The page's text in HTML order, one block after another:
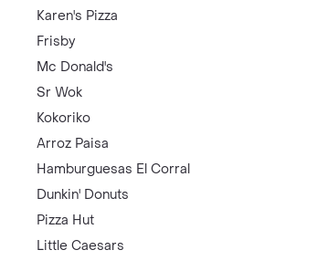
Karen's Pizza
Frisby
Mc Donald's
Sr Wok
Kokoriko
Arroz Paisa
Hamburguesas El Corral
Dunkin' Donuts
Pizza Hut
Little Caesars